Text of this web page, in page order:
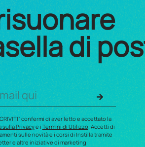
di
confermi di aver letto e accettato la
sulla Privacye i Termini di Utilizzo. Accetti di
sulle novità e i corsi di Instilla tramite
e altre iniziative di marketing